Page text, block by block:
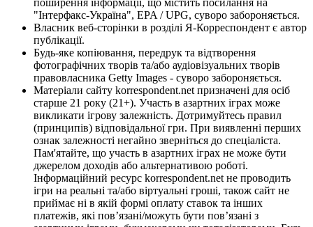
"Інтерфакс-Україна", EPA / UPG, суворо забороняється.
Власник веб-сторінки в розділі Я-Корреспондент є автор
публікації.
Будь-яке копіювання, передрук та відтворення
фотографічних творів та/або аудіовізуальних творів
правовласника Getty Images - суворо забороняється.
Матеріали сайту korrespondent.net призначені для осіб
старше 21 року (21+). Участь в азартних іграх може
викликати ігрову залежність. Дотримуйтесь правил
(принципів) відповідальної гри. При виявленні перших
ознак залежності негайно зверніться до спеціаліста.
Пам'ятайте, що участь в азартних іграх не може бути
джерелом доходів або альтернативою роботі.
Інформаційний ресурс korrespondent.net не проводить
ігри на реальні та/або віртуальні гроші, також сайт не
приймає ні в якій формі оплату ставок та інших
платежів, які пов’язані/можуть бути пов’язані з